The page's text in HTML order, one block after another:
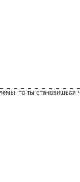
то ты становишься